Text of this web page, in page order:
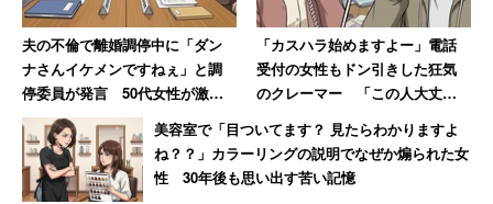
夫の不倫で離婚調停中に「ダン
ナさんイケメンですねぇ」と調
停委員が発言 50代女性が激怒
した無神経すぎる一言
「カスハラ始めますよー」電話
受付の女性もドン引きした狂気
のクレーマー 「この人大丈夫
美容室で「目ついてます？ 見たらわかりますよ
ね？？」カラーリングの説明でなぜか煽られた女
性 30年後も思い出す苦い記憶